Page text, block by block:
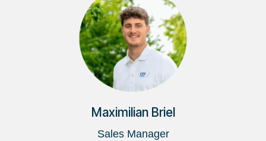
Maximilian Briel
Sales Manager